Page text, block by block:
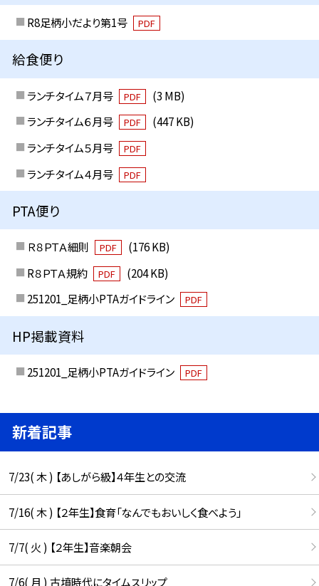
R8足柄小だより第1号 PDF
給食便り
ランチタイム７月号 PDF
(3 MB)
ランチタイム６月号
PDF
(447 KB)
ランチタイム５月号
PDF
ランチタイム４月号 PDF
PTA便り
Ｒ８ＰＴＡ細則 PDF
(176 KB)
R８ＰＴＡ規約
PDF
(204 KB)
251201_足柄小PTAガイドライン
PDF
HP掲載資料
251201_足柄小PTAガイドライン PDF
新着記事
7/23( 木 ) 【あしがら級】４年生との交流
7/16( 木 ) 【２年生】食育「なんでもおいしく食べよう」
7/7( 火 ) 【２年生】音楽朝会
7/6( 月 ) 古墳時代にタイムスリップ